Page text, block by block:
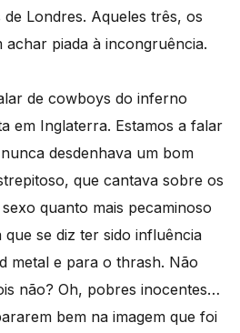
Londres. Aqueles três, os
piada à incongruência.
de cowboys do inferno
em Inglaterra. Estamos a falar
desdenhava um bom
que cantava sobre os
quanto mais pecaminoso
se diz ter sido influência
metal e para o thrash. Não
não? Oh, pobres inocentes…
bem na imagem que foi